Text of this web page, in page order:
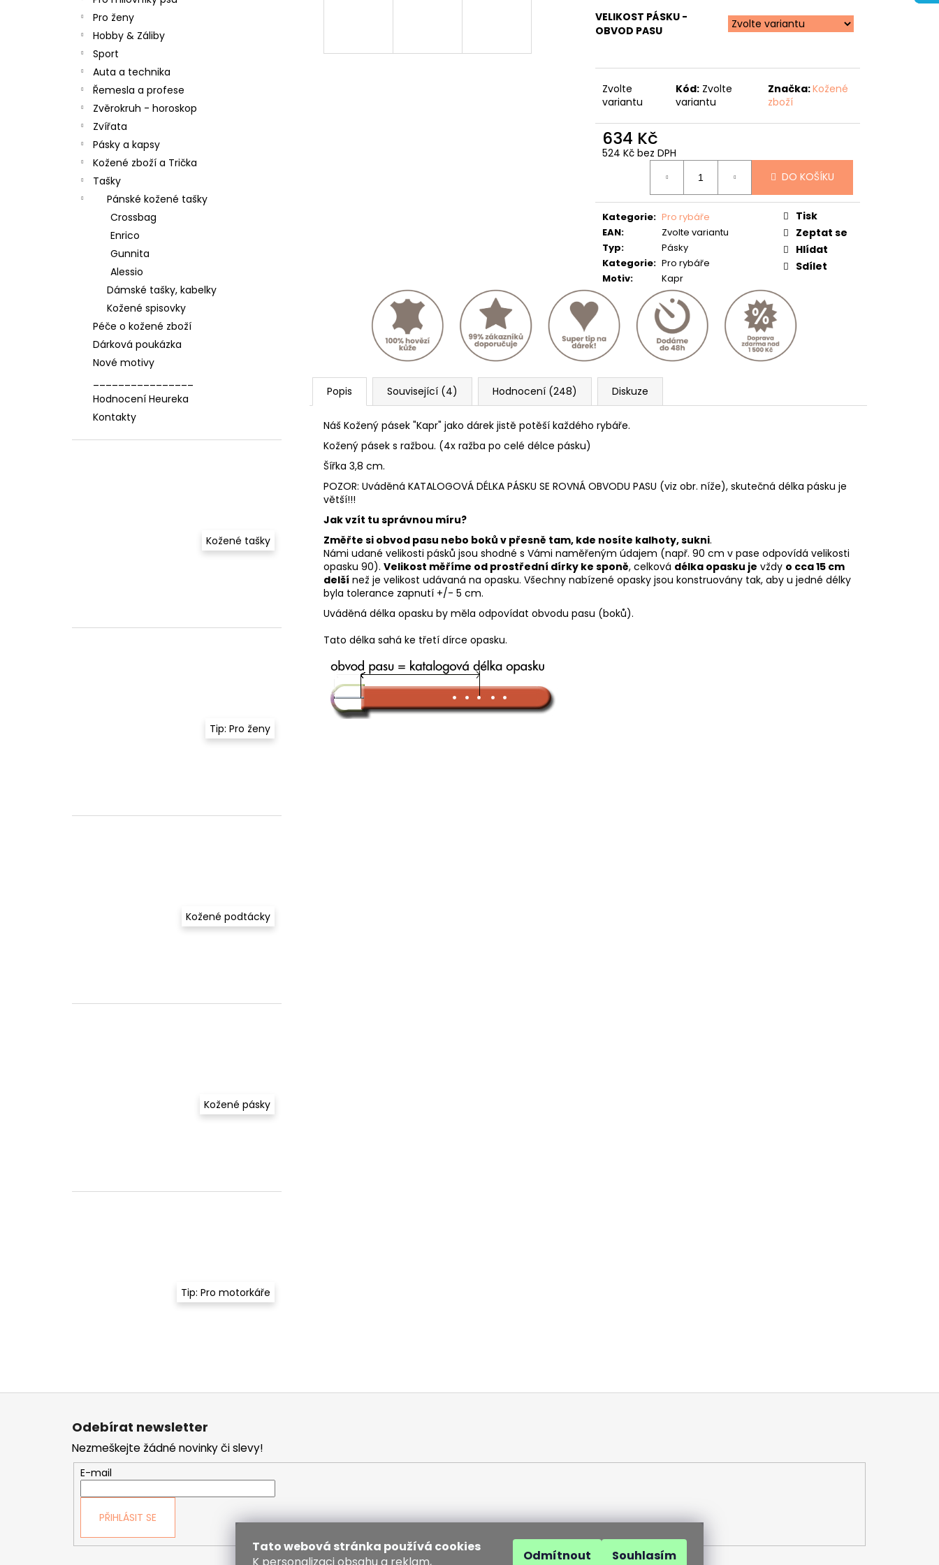
Tato webová stránka používá cookies
Odmítnout Souhlasím
Pro ženy
Hobby & Záliby
Sport
Auta a technika
Řemesla a profese
Zvěrokruh - horoskop
Zvířata
Pásky a kapsy
Kožené zboží a Trička
Tašky
Pánské kožené tašky
Crossbag
Enrico
Gunnita
Alessio
Dámské tašky, kabelky
Kožené spisovky
Péče o kožené zboží
Dárková poukázka
Nové motivy
Hodnocení Heureka
Kontakty
Kožené tašky
Tip: Pro ženy
Kožené podtácky
Kožené pásky
Tip: Pro motorkáře
VELIKOST PÁSKU -
OBVOD PASU
Zvolte
variantu
Kód: Zvolte
variantu
Značka:Kožené
zboží
634 Kč
524 Kč bez DPH
DO KOŠÍKU
Kategorie: Pro rybáře
EAN:
Zvolte variantu
Typ:
Pásky
Kategorie: Pro rybáře
Motiv: Kapr
Tisk
Zeptat se
Hlídat
Sdílet
Popis Související (4) Hodnocení (248) Diskuze
Náš Kožený pásek "Kapr" jako dárek jistě potěší každého rybáře.
Kožený pásek s ražbou. (4x ražba po celé délce pásku)
Šířka 3,8 cm.
POZOR: Uváděná KATALOGOVÁ DÉLKA PÁSKU SE ROVNÁ OBVODU PASU (viz obr. níže), skutečná délka pásku je
větší!!!
Jak vzít tu správnou míru?
Změřte si obvod pasu nebo boků v přesně tam, kde nosíte kalhoty, sukni.
Námi udané velikosti pásků jsou shodné s Vámi naměřeným údajem (např. 90 cm v pase odpovídá velikosti
opasku 90). Velikost měříme od prostřední dírky ke sponě, celková délka opasku je vždy o cca 15 cm
delší než je velikost udávaná na opasku. Všechny nabízené opasky jsou konstruovány tak, aby u jedné délky
byla tolerance zapnutí +/- 5 cm.
Uváděná délka opasku by měla odpovídat obvodu pasu (boků).
Tato délka sahá ke třetí dírce opasku.
Odebírat newsletter
Nezmeškejte žádné novinky či slevy!
E-mail
PŘIHLÁSIT SE